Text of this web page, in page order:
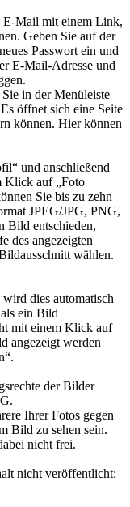
E-Mail mit einem Link,
Geben Sie auf der
Passwort ein und
E-Mail-Adresse und
in der Menüleiste
öffnet sich eine Seite
können. Hier können
und anschließend
Klick auf „Foto
Sie bis zu zehn
JPEG/JPG, PNG,
Bild entschieden,
des angezeigten
wählen.
dies automatisch
ein Bild
mit einem Klick auf
angezeigt werden
der Bilder
Ihrer Fotos gegen
Bild zu sehen sein.
nicht frei.
nicht veröffentlicht: